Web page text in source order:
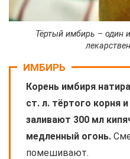
Тёртый имбирь – один
ИМБИРЬ
Корень имбиря
ст. л. тёртого корня
заливают 300 мл
медленный огонь.
помешивают.